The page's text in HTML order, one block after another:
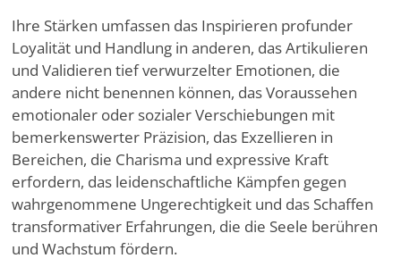
Ihre Stärken umfassen das Inspirieren profunder
Loyalität und Handlung in anderen, das Artikulieren
und Validieren tief verwurzelter Emotionen, die
andere nicht benennen können, das Voraussehen
emotionaler oder sozialer Verschiebungen mit
bemerkenswerter Präzision, das Exzellieren in
Bereichen, die Charisma und expressive Kraft
erfordern, das leidenschaftliche Kämpfen gegen
wahrgenommene Ungerechtigkeit und das Schaffen
transformativer Erfahrungen, die die Seele berühren
und Wachstum fördern.